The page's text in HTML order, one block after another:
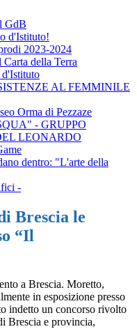
GdB
d'Istituto!
2023-2024
della Terra
AL FEMMINILE
Orma di Pezzaze
- GRUPPO
LEONARDO
dentro: "L'arte della
-
Brescia le
“Il
a Brescia. Moretto,
in esposizione presso
indetto un concorso rivolto
Brescia e provincia,